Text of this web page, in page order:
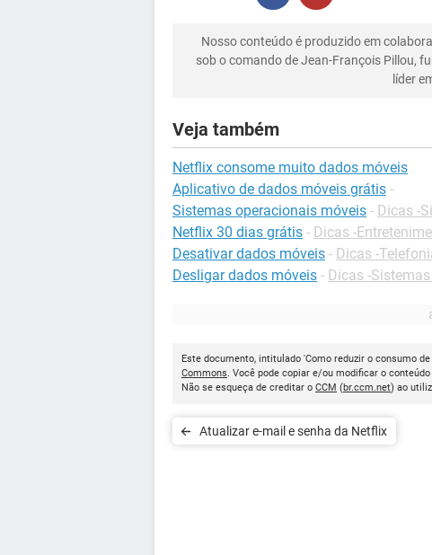
Nosso conteúdo é produzido em
sob o comando de Jean-François Pillou,
líder
Veja também
Netflix consome muito dados móveis
Aplicativo de dados móveis grátis -
Sistemas operacionais móveis - Dicas -
Netflix 30 dias grátis - Dicas -
Desativar dados móveis - Dicas -
Desligar dados móveis - Dicas -
Este documento, intitulado 'Como reduzir o consumo
Commons. Você pode copiar e/ou modificar o
Não se esqueça de creditar o CCM (br.ccm.net) ao
Atualizar e-mail e senha da Netflix